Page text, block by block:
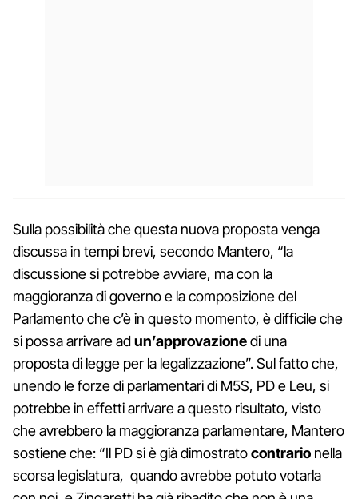
Sulla possibilità che questa nuova proposta venga
discussa in tempi brevi, secondo Mantero, “la
discussione si potrebbe avviare, ma con la
maggioranza di governo e la composizione del
Parlamento che c’è in questo momento, è difficile che
si possa arrivare adun’approvazionedi una
proposta di legge per la legalizzazione”. Sul fatto che,
unendo le forze di parlamentari di M5S, PD e Leu, si
potrebbe in effetti arrivare a questo risultato, visto
che avrebbero la maggioranza parlamentare, Mantero
sostiene che: “Il PD si è già dimostratocontrario nella
scorsa legislatura, quando avrebbe potuto votarla